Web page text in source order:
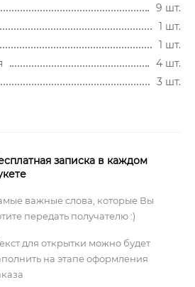
9 шт.
1 шт.
1 шт.
4 шт.
3 шт.
записка в каждом
важные слова, которые Вы
передать получателю :)
для открытки можно будет
на этапе оформления